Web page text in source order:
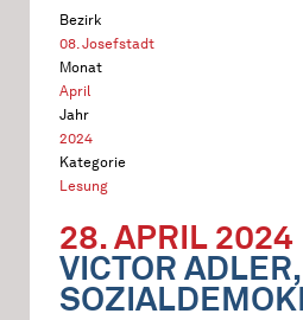
Bezirk
08. Josefstadt
Monat
April
Jahr
2024
Kategorie
Lesung
28. APRIL 2024
VICTOR ADLER,